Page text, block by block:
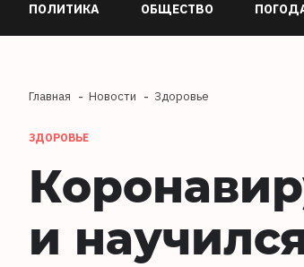
ПОЛИТИКА ОБЩЕСТВО
Главная Новости Здоровье
ЗДОРОВЬЕ
и